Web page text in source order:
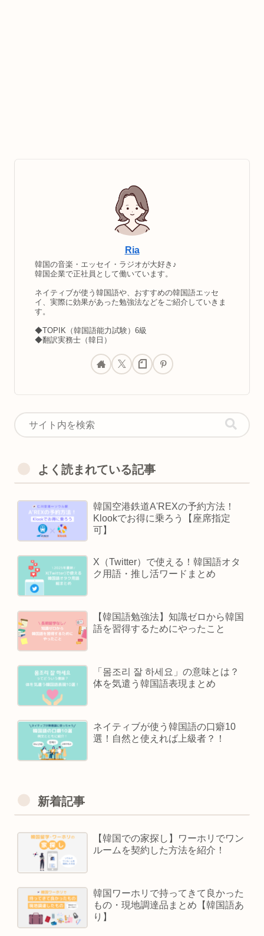
Ria
韓国の音楽・エッセイ・ラジオが大好き♪
韓国企業で正社員として働いています。
ネイティブが使う韓国語や、おすすめの韓国語エッセ
イ、実際に効果があった勉強法などをご紹介していきま
す。
◆TOPIK（韓国語能力試験）6級
◆翻訳実務士（韓日）
よく読まれている記事
韓国空港鉄道A'REXの予約方法！
Klookでお得に乗ろう【座席指定
可】
X（Twitter）で使える！韓国語オタ
ク用語・推し活ワードまとめ
【韓国語勉強法】知識ゼロから韓国
語を習得するためにやったこと
「몸조리 잘 하세요」の意味とは？
体を気遣う韓国語表現まとめ
ネイティブが使う韓国語の口癖10
選！自然と使えれば上級者？！
新着記事
【韓国での家探し】ワーホリでワン
ルームを契約した方法を紹介！
韓国ワーホリで持ってきて良かった
もの・現地調達品まとめ【韓国語あ
り】